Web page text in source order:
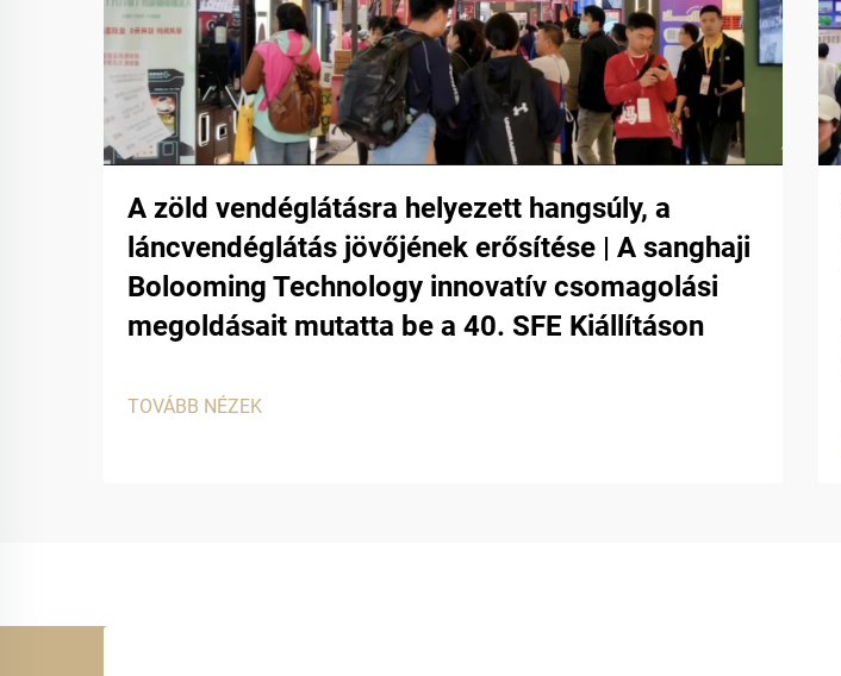
A zöld vendéglátásra helyezett hangsúly, a
láncvendéglátás jövőjének erősítése | A sanghaji
Bolooming Technology innovatív csomagolási
megoldásait mutatta be a 40. SFE Kiállításon
TOVÁBB NÉZEK